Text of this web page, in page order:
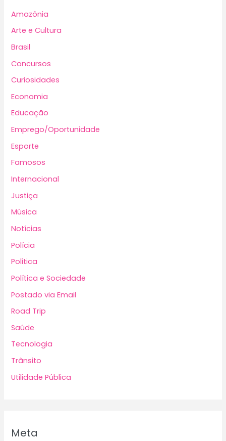
Amazônia
Arte e Cultura
Brasil
Concursos
Curiosidades
Economia
Educação
Emprego/Oportunidade
Esporte
Famosos
Internacional
Justiça
Música
Notícias
Polícia
Politica
Política e Sociedade
Postado via Email
Road Trip
Saúde
Tecnologia
Trânsito
Utilidade Pública
Meta